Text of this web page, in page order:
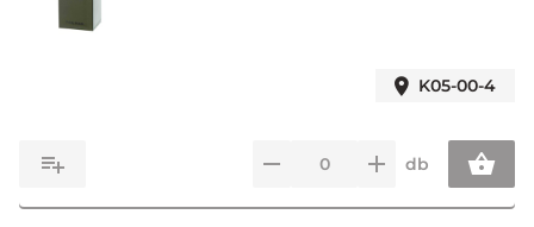
K05-00-4
db